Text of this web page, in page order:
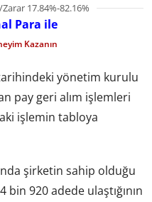
17.84%-82.16%
Para ile
Kazanın
yönetim kurulu
pay geri alım işlemleri
işlemin tabloya
şirketin sahip olduğu
bin 920 adede ulaştığının